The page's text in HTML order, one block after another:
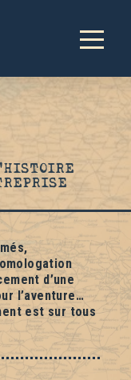
d’une
l’aventure…
est sur tous